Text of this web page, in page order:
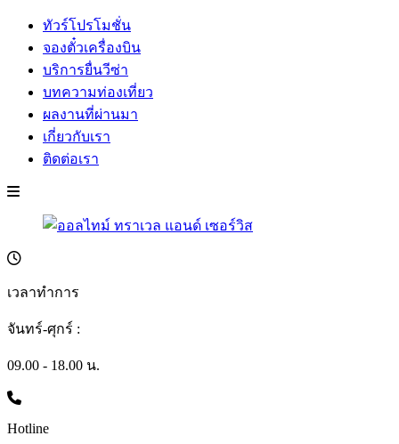
ทัวร์โปรโมชั่น
จองตั๋วเครื่องบิน
บริการยื่นวีซ่า
บทความท่องเที่ยว
ผลงานที่ผ่านมา
เกี่ยวกับเรา
ติดต่อเรา
เวลาทำการ
จันทร์-ศุกร์ :
09.00 - 18.00 น.
Hotline